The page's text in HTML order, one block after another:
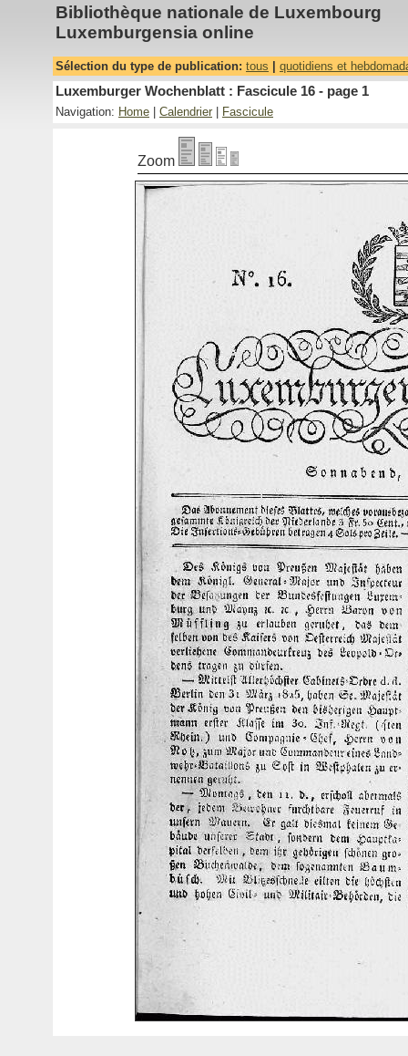
Bibliothèque nationale de Luxembourg
Luxemburgensia online
Sélection du type de publication: tous quotidiens et
Luxemburger Wochenblatt : Fascicule 16 - page 1
Navigation: Home Calendrier Fascicule
Zoom